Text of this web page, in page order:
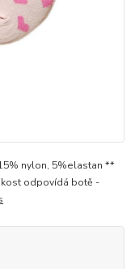
nylon, 5%elastan **
odpovídá botě -